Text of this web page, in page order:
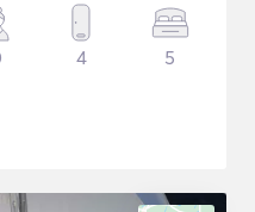
4 5